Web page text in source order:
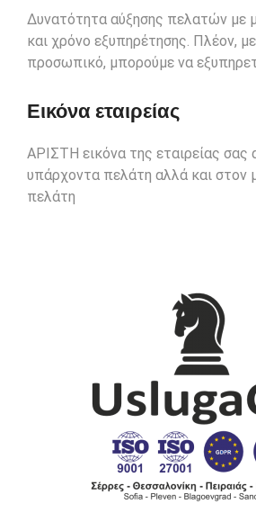
Δυνατότητα αύξησης πελατών με
και χρόνο εξυπηρέτησης. Πλέον,
προσωπικό, μπορούμε να
Εικόνα εταιρείας
ΑΡΙΣΤΗ εικόνα της εταιρείας σας
υπάρχοντα πελάτη αλλά και στον
πελάτη